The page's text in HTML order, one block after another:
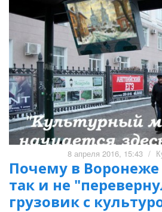
8 апреля 2016, 15:43 /
Почему в Воронеже
так и не
грузовик с